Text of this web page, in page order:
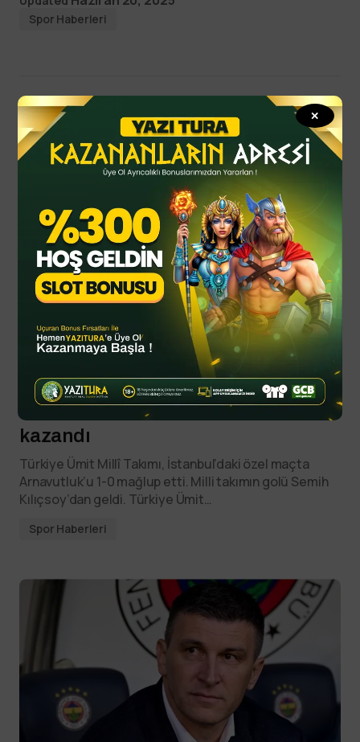
✕
Spor Haberleri
Read Next
Haziran 20, 2025
Semih Kılıçsoy attı milli takım
kazandı
Türkiye Ümit Millî Takımı, İstanbul’daki özel maçta
Arnavutluk’u 1-0 mağlup etti. Milli takımın golü Semih
Kılıçsoy’dan geldi. Türkiye Ümit…
Spor Haberleri